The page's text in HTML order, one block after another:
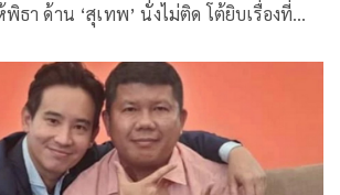
ธา ด้าน ‘สุเทพ’ นั่งไม่ติด โต้ยิบเรื่องที่ทำ